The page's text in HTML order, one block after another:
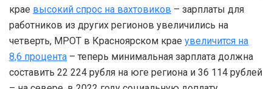
крае высокий спрос на вахтовиков – зарплаты для
работников из других регионов увеличились на
четверть, МРОТ в Красноярском крае увеличится на
8,6 процента – теперь минимальная зарплата должна
составить 22 224 рубля на юге региона и 36 114 рублей